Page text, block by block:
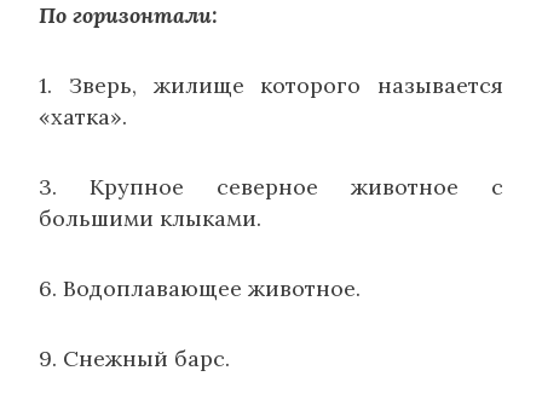
По горизонтали:
1. Зверь, жилище которого называется
«хатка».
3. Крупное северное животное с
большими клыками.
6. Водоплавающее животное.
9. Снежный барс.